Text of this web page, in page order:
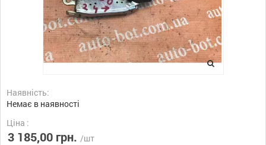
Наявність:
Немає в наявності
Ціна :
3 185,00 грн. /шт